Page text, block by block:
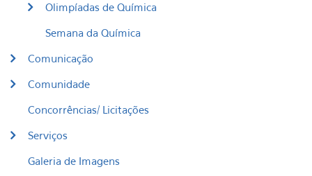
Olimpíadas de Química
Semana da Química
Comunicação
Comunidade
Concorrências/ Licitações
Serviços
Galeria de Imagens